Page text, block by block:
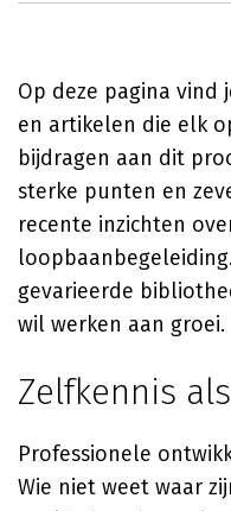
Op deze pagina vind
en artikelen die elk
bijdragen aan dit
sterke punten en
recente inzichten
gevarieerde
wil werken aan groei.
Zelfkennis
Professionele
Wie niet weet waar